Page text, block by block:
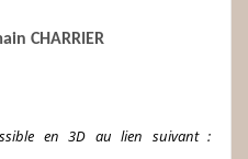
CHARRIER
en 3D au lien suivant :